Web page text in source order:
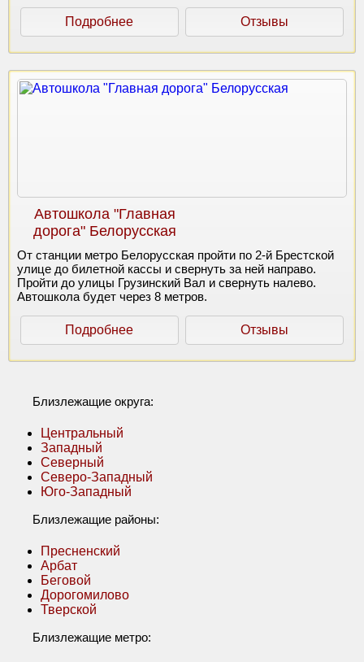
Подробнее Отзывы
Автошкола "Главная
дорога" Белорусская
От станции метро Белорусская пройти по 2-й Брестской
улице до билетной кассы и свернуть за ней направо.
Пройти до улицы Грузинский Вал и свернуть налево.
Автошкола будет через 8 метров.
Подробнее Отзывы
Близлежащие округа:
Центральный
Западный
Северный
Северо-Западный
Юго-Западный
Близлежащие районы:
Пресненский
Арбат
Беговой
Дорогомилово
Тверской
Близлежащие метро: